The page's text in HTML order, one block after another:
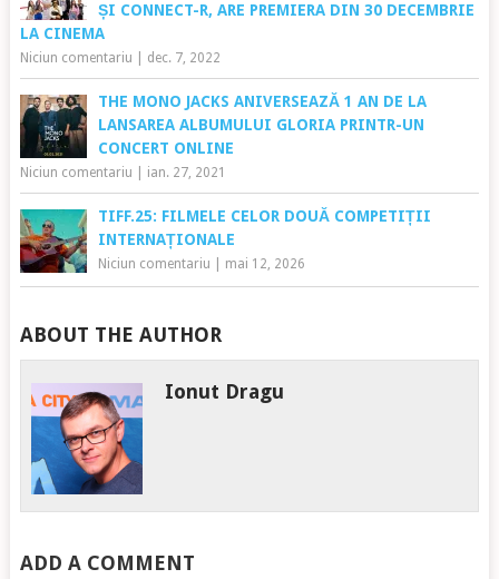
ȘI CONNECT-R, ARE PREMIERA DIN 30 DECEMBRIE
LA CINEMA
Niciun comentariu dec. 7, 2022
THE MONO JACKS ANIVERSEAZĂ 1 AN DE LA
LANSAREA ALBUMULUI GLORIA PRINTR-UN
CONCERT ONLINE
Niciun comentariu ian. 27, 2021
TIFF.25: FILMELE CELOR DOUĂ COMPETIȚII
INTERNAȚIONALE
Niciun comentariu mai 12, 2026
ABOUT THE AUTHOR
Ionut Dragu
ADD A COMMENT